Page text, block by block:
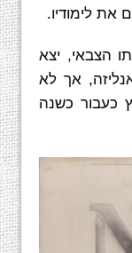
את לימודיו.
הצבאי, יצא
אך לא
כעבור כשנה